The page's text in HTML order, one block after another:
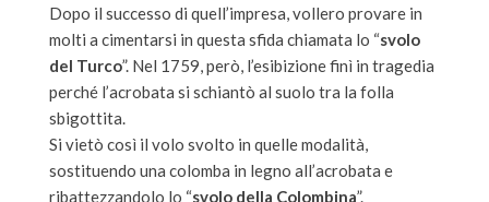
Dopo il successo di quell’impresa, vollero provare in
molti a cimentarsi in questa sfida chiamata lo “svolo
del Turco”. Nel 1759, però, l’esibizione finì in tragedia
perché l’acrobata si schiantò al suolo tra la folla
sbigottita.
Si vietò così il volo svolto in quelle modalità,
sostituendo una colomba in legno all’acrobata e
ribattezzandolo lo “svolo della Colombina”.